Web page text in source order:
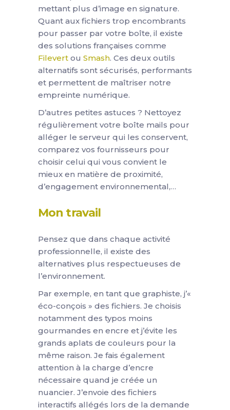
mettant plus d’image en signature.
Quant aux fichiers trop encombrants
pour passer par votre boîte, il existe
des solutions françaises comme
Filevert ou Smash. Ces deux outils
alternatifs sont sécurisés, performants
et permettent de maîtriser notre
empreinte numérique.
D’autres petites astuces ? Nettoyez
régulièrement votre boîte mails pour
alléger le serveur qui les conservent,
comparez vos fournisseurs pour
choisir celui qui vous convient le
mieux en matière de proximité,
d’engagement environnemental,…
Mon travail
Pensez que dans chaque activité
professionnelle, il existe des
alternatives plus respectueuses de
l’environnement.
Par exemple, en tant que graphiste, j’«
éco-conçois » des fichiers. Je choisis
notamment des typos moins
gourmandes en encre et j’évite les
grands aplats de couleurs pour la
même raison. Je fais également
attention à la charge d’encre
nécessaire quand je créée un
nuancier. J’envoie des fichiers
interactifs allégés lors de la demande